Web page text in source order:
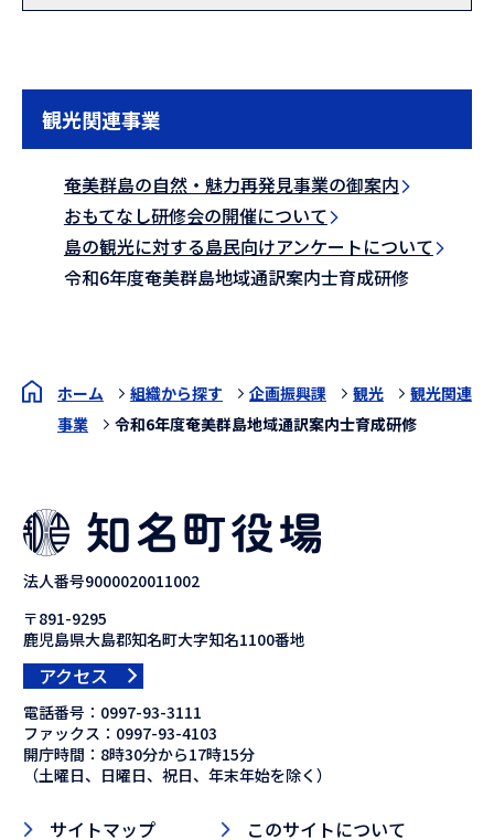
観光関連事業
奄美群島の自然・魅力再発見事業の御案内
おもてなし研修会の開催について
島の観光に対する島民向けアンケートについて
令和6年度奄美群島地域通訳案内士育成研修
ホーム 組織から探す 企画振興課 観光
観光関連
事業
令和6年度奄美群島地域通訳案内士育成研修
法人番号9000020011002
〒891-9295
鹿児島県大島郡知名町大字知名1100番地
アクセス
電話番号： 0997-93-3111
ファックス： 0997-93-4103
開庁時間：8時30分から17時15分
（土曜日、日曜日、祝日、年末年始を除く）
サイトマップ このサイトについて